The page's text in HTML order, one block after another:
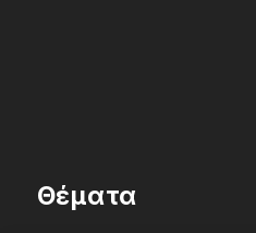
Θέματα